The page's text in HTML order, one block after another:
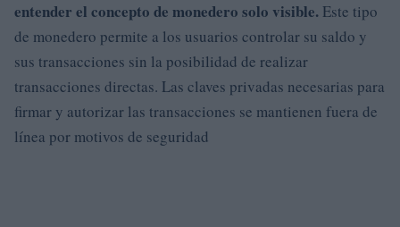
entender el concepto de monedero solo visible. Este tipo
de monedero permite a los usuarios controlar su saldo y
sus transacciones sin la posibilidad de realizar
transacciones directas. Las claves privadas necesarias para
firmar y autorizar las transacciones se mantienen fuera de
línea por motivos de seguridad